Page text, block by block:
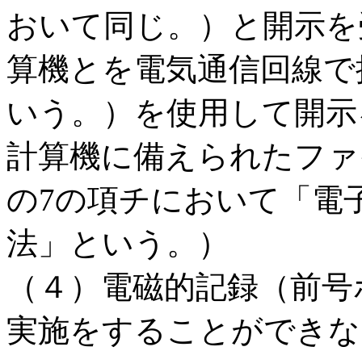
おいて同じ。）と開示
算機とを電気通信回線
いう。）を使用して開
計算機に備えられたフ
の7の項チにおいて「電
法」という。）
（４）電磁的記録（前
実施をすることができ